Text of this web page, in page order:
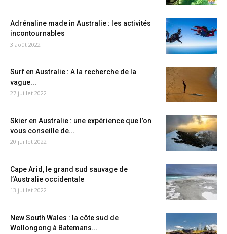
Adrénaline made in Australie : les activités
incontournables
3 août 2022
Surf en Australie : A la recherche de la
vague...
27 juillet 2022
Skier en Australie : une expérience que l’on
vous conseille de...
20 juillet 2022
Cape Arid, le grand sud sauvage de
l’Australie occidentale
13 juillet 2022
New South Wales : la côte sud de
Wollongong à Batemans...